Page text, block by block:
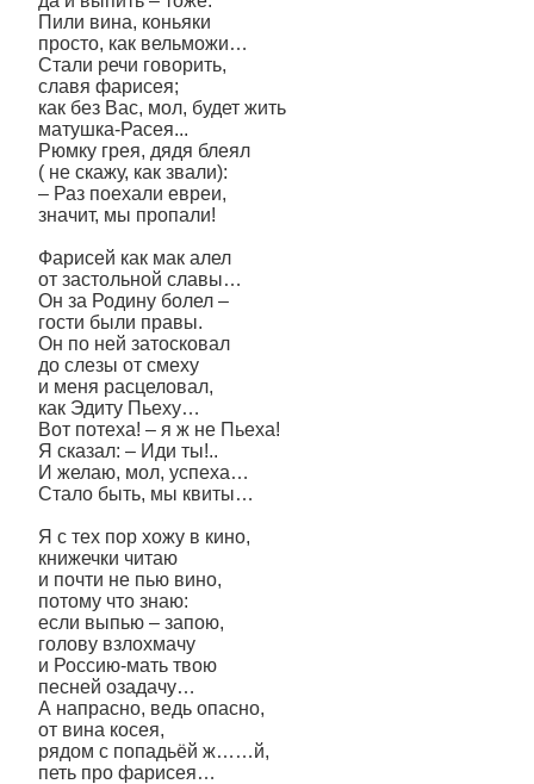
Пили вина, коньяки
просто, как вельможи…
Стали речи говорить,
славя фарисея;
как без Вас, мол, будет жить
матушка-Расея...
Рюмку грея, дядя блеял
( не скажу, как звали):
– Раз поехали евреи,
значит, мы пропали!
Фарисей как мак алел
от застольной славы…
Он за Родину болел –
гости были правы.
Он по ней затосковал
до слезы от смеху
и меня расцеловал,
как Эдиту Пьеху…
Вот потеха! – я ж не Пьеха!
Я сказал: – Иди ты!..
И желаю, мол, успеха…
Стало быть, мы квиты…
Я с тех пор хожу в кино,
книжечки читаю
и почти не пью вино,
потому что знаю:
если выпью – запою,
голову взлохмачу
и Россию-мать твою
песней озадачу…
А напрасно, ведь опасно,
от вина косея,
рядом с попадьёй ж……й,
петь про фарисея…